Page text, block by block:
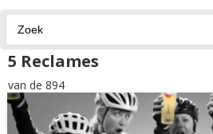
5 Reclames
van de 894